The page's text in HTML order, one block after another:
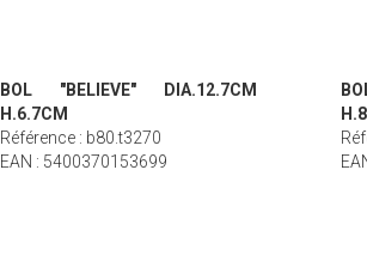
BOL "BELIEVE" DIA.12.7CM
H.6.7CM
Référence : b80.t3270
EAN : 5400370153699